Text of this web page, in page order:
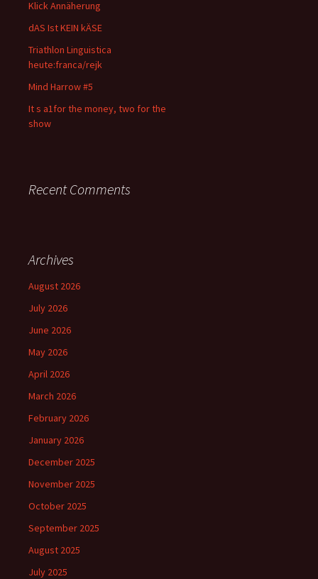
Klick Annäherung
dAS Ist KEIN kÄSE
Triathlon Linguistica
heute:franca/rejk
Mind Harrow #5
It s a1for the money, two for the
show
Recent Comments
Archives
August 2026
July 2026
June 2026
May 2026
April 2026
March 2026
February 2026
January 2026
December 2025
November 2025
October 2025
September 2025
August 2025
July 2025